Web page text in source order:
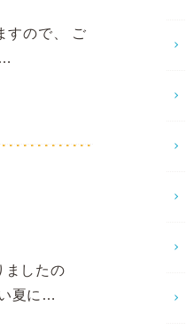
すので、 ご
ましたの
夏に…